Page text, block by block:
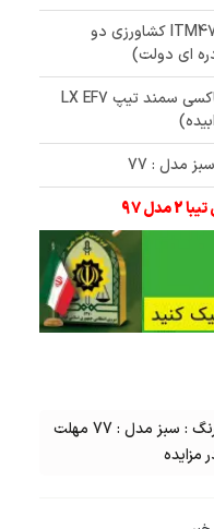
✅ حراج 750/000/000 تومانی تراکتور ITM475 کشاورزی دو
✅ حراجی 370/000/000 تومنی سمند تاکسی سمند تیپ LX EF7
مدل : 77
مزایده خودرو یک دستگاه دوو سیلو رنگ : سبز مدل : 77 مهلت